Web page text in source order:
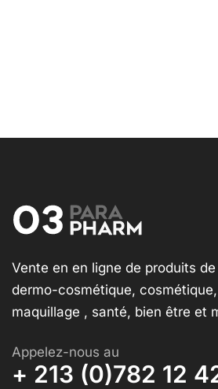
Vente en en ligne de produits
dermo-cosmétique,
maquillage , santé, bien être et
Appelez-nous au
+ 213 (0)782 12